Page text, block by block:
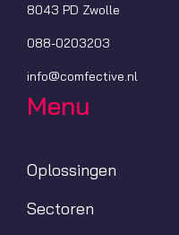
8043 PD Zwolle
088-0203203
info@comfective.nl
Menu
Oplossingen
Sectoren